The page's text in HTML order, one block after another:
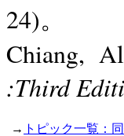
24)。
Chiang,
:Third
→ トピック一覧：